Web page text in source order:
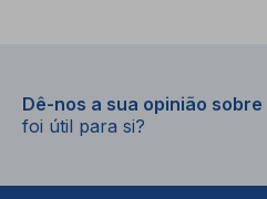
Dê-nos a sua opinião
foi útil para si?